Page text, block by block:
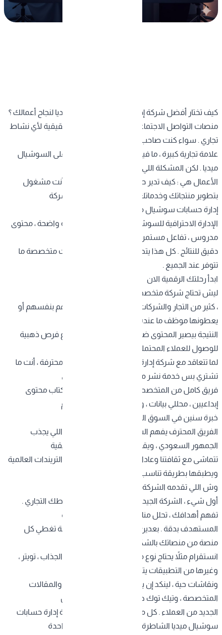
كيف تختار أفضل شركة إدارة حسابات سوشيال ميديا لنجاح أعمالك ؟
منصات التواصل الاجتماعي صارت هي الواجهة الحقيقية لأي نشاط
تجاري . سواء كنت صاحب مشروع ناشئ أو تدير
علامة تجارية كبيرة ، ما فيه مفر من التواجد القوي على السوشيال
ميديا . لكن المشكلة اللي يواجهها كثير من أصحاب
الأعمال هي : كيف تدير حساباتك بشكل احترافي وأنت مشغول
بتطوير منتجاتك وخدماتك ؟ هنا بالضبط يجي دور شركة
إدارة حسابات سوشيال ميديا المتخصصة .
الإدارة الاحترافية للسوشيال ميديا تحتاج استراتيجية واضحة ، محتوى
مدروس ، تفاعل مستمر مع الجمهور ، وتحليل
دقيق للنتائج . كل هذا يتطلب وقت وجهد ومهارات متخصصة ما
تتوفر عند الجميع .
ابدأ رحلتك الرقمية الان
ليش تحتاج شركة متخصصة ؟
، كثير من التجار والشركات يحاولون يديرون حساباتهم بنفسهم أو
يعطونها موظف ما عنده الخبرة الكافية . وفى
النتيجة بيصير المحتوى ضعيف ، تفاعل قليل ، وضياع فرص ذهبية
للوصول للعملاء المحتملين .
لما تتعاقد مع شركة إدارة حسابات سوشيال ميديا
محترفة ، أنت ما
تشتري بس خدمة نشر منشورات . أنت تستثمر في
فريق كامل من المتخصصين : مصممين جرافيك ، كتاب محتوى
إبداعيين ، محللي بيانات ، ومسوقين رقميين عندهم
خبرة سنين في السوق السعودي .
الفريق المحترف يفهم السوق المحلي ، يعرف إيش اللي يجذب
الجمهور السعودي ، ويقدر يصمم استراتيجية تسويقية
تتماشى مع ثقافتنا وعاداتنا . مو بس كذا ، بعد يتابع التريندات العالمية
ويطبقها بطريقة تناسب هويتك التجارية .
وش اللي تقدمه الشركة المحترفة ؟
أول شيء ، الشركة الجيدة تبدأ بدراسة شاملة لنشاطك التجاري .
تفهم أهدافك ، تحلل منافسينك ، وتحدد جمهورك
المستهدف بدقة . بعدين تبني خطة محتوى متكاملة تغطي كل
منصة من منصاتك بالشكل الأمثل .
انستقرام مثلاً يحتاج نوع معين من المحتوى المرئي الجذاب ، تويتر ،
وغيرها من التطبيقات يتطلب تفاعل سريع
ونقاشات حية ، لينكد إن يناسب المحتوى الاحترافي والمقالات
المتخصصة ، وتيك توك صار ضروري للوصول للجيل
الجديد من العملاء . كل منصة لها أسلوبها ، وشركة إدارة حسابات
سوشيال ميديا الشاطرة تعرف كيف تستغل كل واحدة